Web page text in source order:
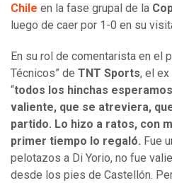
Chile en la fase grupal de la
luego de caer por 1-0 en su
En su rol de comentarista en el
Técnicos” de TNT Sports, el
“todos los hinchas
valiente, que se atreviera,
partido. Lo hizo a ratos, con
primer tiempo lo regaló. Fue
pelotazos a Di Yorio, no fue
desde los pies de Castellón.